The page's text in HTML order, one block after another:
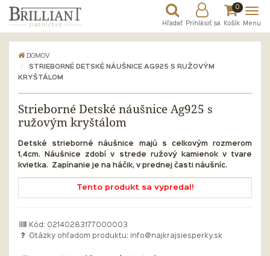
Hľadať Prihlásiť sa
0
Košík Menu
DOMOV
STRIEBORNÉ DETSKÉ NÁUŠNICE AG925 S RUŽOVÝM
KRYŠTÁLOM
Strieborné Detské náušnice Ag925 s
ružovým kryštálom
Detské strieborné náušnice majú s celkovým rozmerom
1,4cm. Náušnice zdobí v strede ružový kamienok v tvare
kvietka. Zapínanie je na háčik, v prednej časti náušníc.
Tento produkt sa vypredal!
Kód: 02140283177000003
Otázky ohľadom produktu:
info@najkrajsiesperky.sk